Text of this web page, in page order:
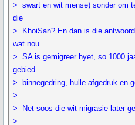
> swart en wit mense) sonder om
die
> KhoiSan? En dan is die
wat nou
> SA is gemigreer hyet, so 1000
gebied
> binnegedring, hulle afgedruk en
>
> Net soos die wit migrasie later
>